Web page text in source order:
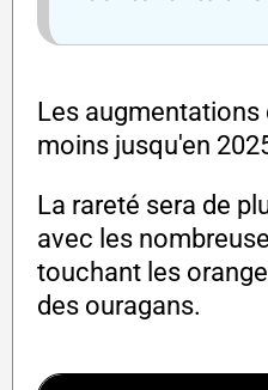
Les augmentations
moins jusqu'en
La rareté sera de
avec les
touchant les
des ouragans.